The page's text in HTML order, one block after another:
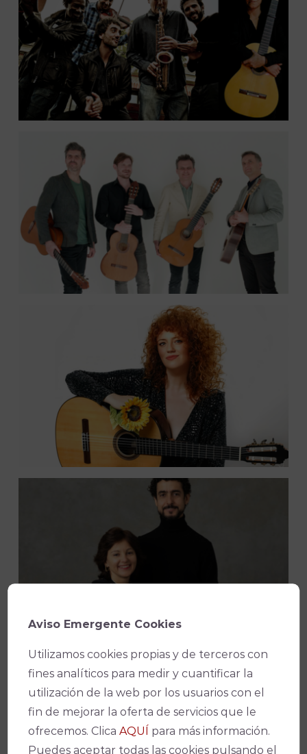
Aviso Emergente Cookies
Utilizamos cookies propias y de terceros con
fines analíticos para medir y cuantificar la
utilización de la web por los usuarios con el
fin de mejorar la oferta de servicios que le
ofrecemos. ClicaAQUÍ
para más información.
Puedes aceptar todas las cookies pulsando el